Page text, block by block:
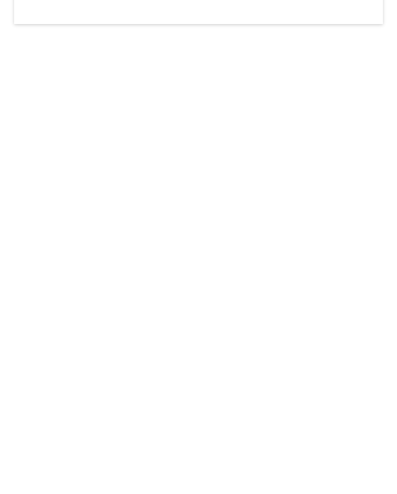
Der Weinbau dominert heute nicht mehr, ist aber integrativer